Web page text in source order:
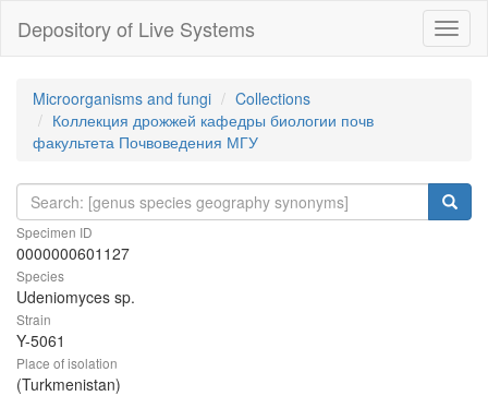
Depository of Live Systems
Microorganisms and fungi
Collections
Коллекция дрожжей кафедры биологии почв
факультета Почвоведения МГУ
Specimen ID
0000000601127
Species
Udeniomyces sp.
Strain
Y-5061
Place of isolation
(Turkmenistan)